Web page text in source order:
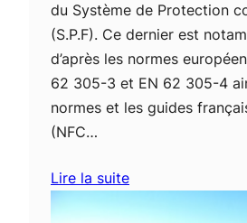
du Système de Protection
(S.P.F). Ce dernier est
d’après les normes
62 305-3 et EN 62 305-4
normes et les guides
(NFC…
Lire la suite